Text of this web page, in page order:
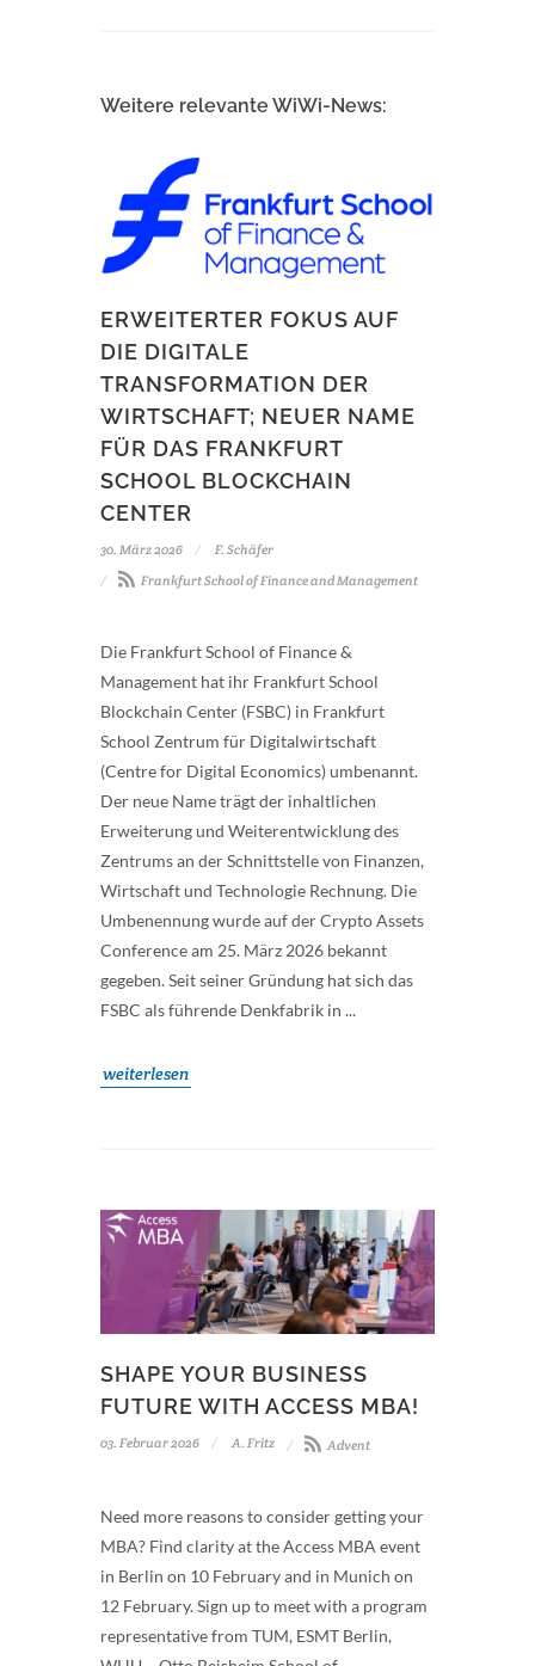
Weitere relevante WiWi-News:
ERWEITERTER FOKUS AUF
DIE DIGITALE
TRANSFORMATION DER
WIRTSCHAFT; NEUER NAME
FÜR DAS FRANKFURT
SCHOOL BLOCKCHAIN
CENTER
30. März 2026
F. Schäfer
Frankfurt School of Finance and Management
Die Frankfurt School of Finance &
Management hat ihr Frankfurt School
Blockchain Center (FSBC) in Frankfurt
School Zentrum für Digitalwirtschaft
(Centre for Digital Economics) umbenannt.
Der neue Name trägt der inhaltlichen
Erweiterung und Weiterentwicklung des
Zentrums an der Schnittstelle von Finanzen,
Wirtschaft und Technologie Rechnung. Die
Umbenennung wurde auf der Crypto Assets
Conference am 25. März 2026 bekannt
gegeben. Seit seiner Gründung hat sich das
FSBC als führende Denkfabrik in ...
weiterlesen
SHAPE YOUR BUSINESS
FUTURE WITH ACCESS MBA!
03. Februar 2026 A. Fritz Advent
Need more reasons to consider getting your
MBA? Find clarity at the Access MBA event
in Berlin on 10 February and in Munich on
12 February. Sign up to meet with a program
representative from TUM, ESMT Berlin,